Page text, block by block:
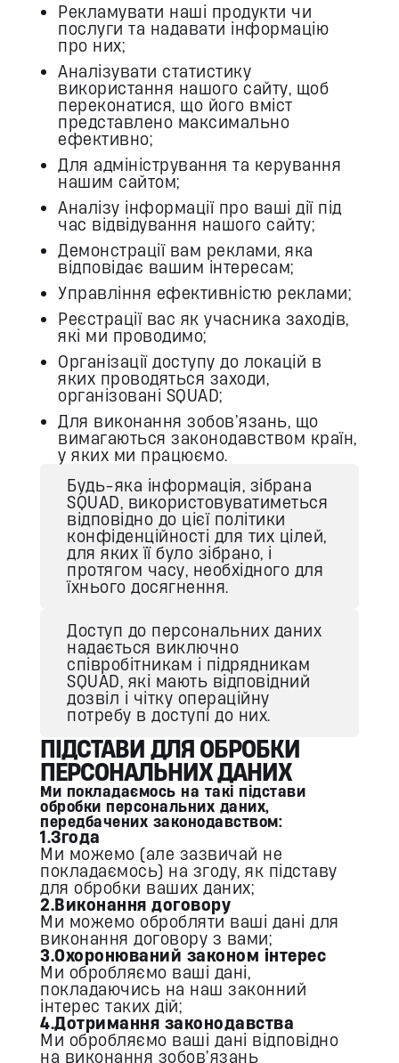
Рекламувати наші продукти чи
послуги та надавати інформацію
про них;
Аналізувати статистику
використання нашого сайту, щоб
переконатися, що його вміст
представлено максимально
ефективно;
Для адміністрування та керування
нашим сайтом;
Аналізу інформації про ваші дії під
час відвідування нашого сайту;
Демонстрації вам реклами, яка
відповідає вашим інтересам;
Управління ефективністю реклами;
Реєстрації вас як учасника заходів,
які ми проводимо;
Організації доступу до локацій в
яких проводяться заходи,
організовані SQUAD;
Для виконання зобов’язань, що
вимагаються законодавством країн,
у яких ми працюємо.
Будь-яка інформація, зібрана
SQUAD, використовуватиметься
відповідно до цієї політики
конфіденційності для тих цілей,
для яких її було зібрано, і
протягом часу, необхідного для
їхнього досягнення.
Доступ до персональних даних
надається виключно
співробітникам і підрядникам
SQUAD, які мають відповідний
дозвіл і чітку операційну
потребу в доступі до них.
ПІДСТАВИ ДЛЯ ОБРОБКИ
ПЕРСОНАЛЬНИХ ДАНИХ
Ми покладаємось на такі підстави
обробки персональних даних,
передбачених законодавством:
1.Згода
Ми можемо (але зазвичай не
покладаємось) на згоду, як підставу
для обробки ваших даних;
2.Виконання договору
Ми можемо обробляти ваші дані для
виконання договору з вами;
3.Охоронюваний законом інтерес
Ми обробляємо ваші дані,
покладаючись на наш законний
інтерес таких дій;
4.Дотримання законодавства
Ми обробляємо ваші дані відповідно
на виконання зобов’язань